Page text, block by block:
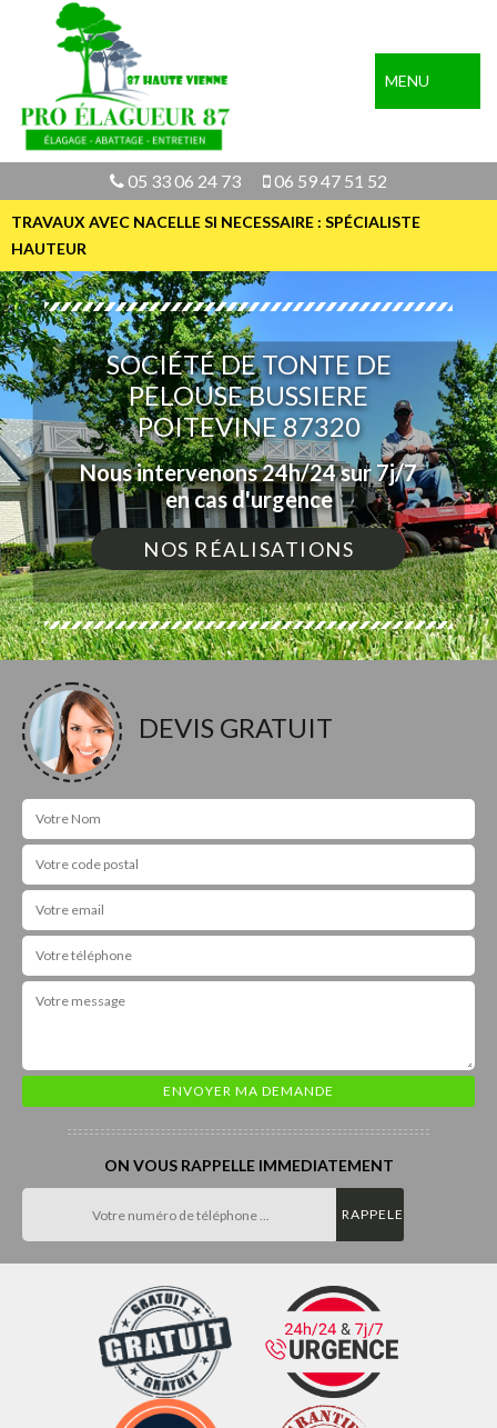
MENU
05 33 06 24 73 06 59 47 51 52
TRAVAUX AVEC NACELLE SI NECESSAIRE : SPÉCIALISTE
HAUTEUR
SOCIÉTÉ DE TONTE DE
PELOUSE BUSSIERE
POITEVINE 87320
Nous intervenons 24h/24 sur 7j/7
en cas d'urgence
NOS RÉALISATIONS
DEVIS GRATUIT
ON VOUS RAPPELLE IMMEDIATEMENT